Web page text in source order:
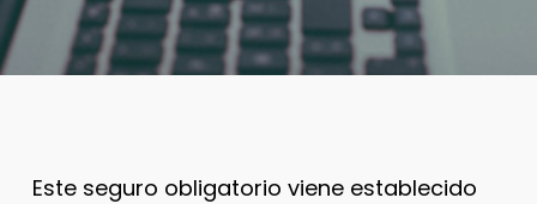
Este seguro obligatorio viene establecido